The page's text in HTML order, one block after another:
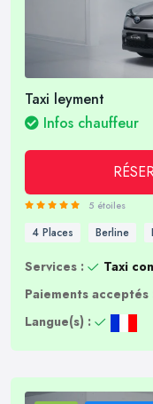
Taxi leyment
Infos chauffeur
5 étoiles
4 Places Berline
Services :
Taxi
Paiements acceptés
Langue(s) :